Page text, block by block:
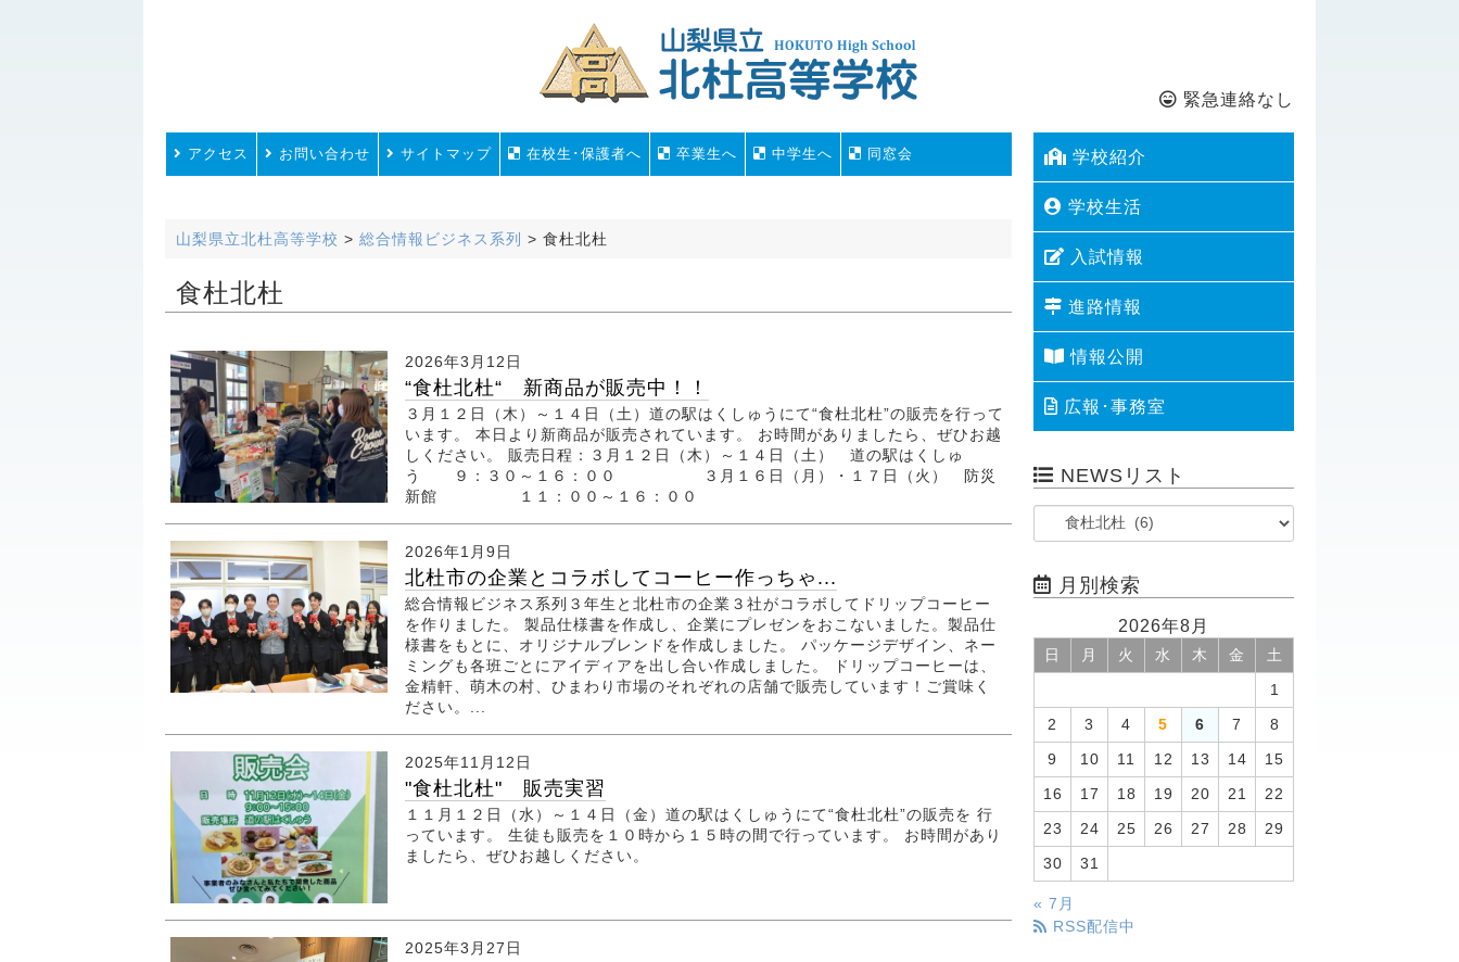
緊急連絡なし
アクセス お問い合わせ サイトマップ 在校生･保護者へ 卒業生へ 中学生へ 同窓会
山梨県立北杜高等学校 > 総合情報ビジネス系列 > 食杜北杜
食杜北杜
2026年3月12日
“食杜北杜“ 新商品が販売中！！
３月１２日（木）～１４日（土）道の駅はくしゅうにて“食杜北杜”の販売を行って
います。 本日より新商品が販売されています。 お時間がありましたら、ぜひお越
しください。 販売日程：３月１２日（木）～１４日（土） 道の駅はくしゅ
う ９：３０～１６：００ ３月１６日（月）・１７日（火） 防災
新館 １１：００～１６：００
2026年1月9日
北杜市の企業とコラボしてコーヒー作っちゃ...
総合情報ビジネス系列３年生と北杜市の企業３社がコラボしてドリップコーヒー
を作りました。 製品仕様書を作成し、企業にプレゼンをおこないました。製品仕
様書をもとに、オリジナルブレンドを作成しました。 パッケージデザイン、ネー
ミングも各班ごとにアイディアを出し合い作成しました。 ドリップコーヒーは、
金精軒、萌木の村、ひまわり市場のそれぞれの店舗で販売しています！ご賞味く
ださい。...
2025年11月12日
"食杜北杜" 販売実習
１１月１２日（水）～１４日（金）道の駅はくしゅうにて“食杜北杜”の販売を 行
っています。 生徒も販売を１０時から１５時の間で行っています。 お時間があり
ましたら、ぜひお越しください。
2025年3月27日
学校紹介
学校生活
入試情報
進路情報
情報公開
広報･事務室
NEWSリスト
月別検索
2026年8月
日 月 火 水 木 金 土
1
2 3 4 5 6 7 8
9 10 11 12 13 14 15
16 17 18 19 20 21 22
23 24 25 26 27 28 29
30 31
« 7月
RSS配信中